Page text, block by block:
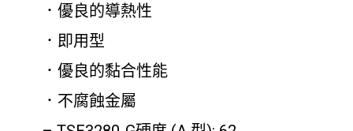
．優良的導熱性
．即用型
．優良的黏合性能
．不腐蝕金屬